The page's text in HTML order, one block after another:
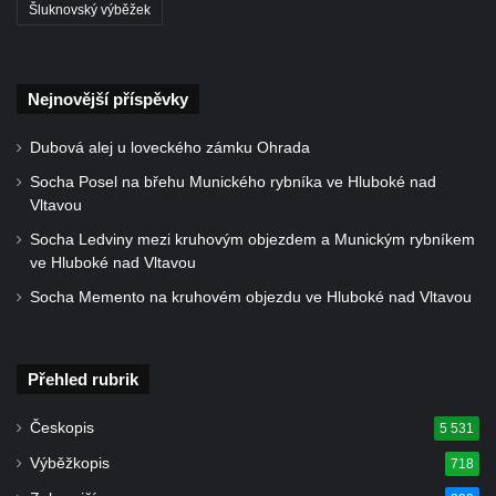
Socha divokého prasete před vstupem do
Vltavou
Boží muka v parku před domem čp. 17 v
Hrobčicích
Socha svatého Antonína poustevníka v
Šluknovský výběžek
Nejnovější příspěvky
Dubová alej u loveckého zámku Ohrada
Socha Posel na břehu Munického rybníka ve Hluboké nad
Vltavou
Socha Ledviny mezi kruhovým objezdem a Munickým rybníkem
ve Hluboké nad Vltavou
Socha Memento na kruhovém objezdu ve Hluboké nad Vltavou
Přehled rubrik
Českopis 5 531
Výběžkopis 718